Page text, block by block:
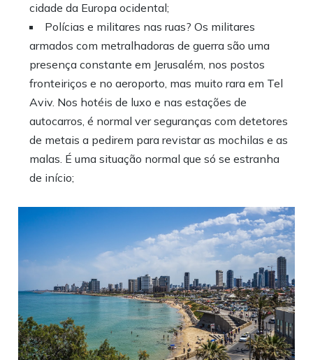
cidade da Europa ocidental;
Polícias e militares nas ruas? Os militares
armados com metralhadoras de guerra são uma
presença constante em Jerusalém, nos postos
fronteiriços e no aeroporto, mas muito rara em Tel
Aviv. Nos hotéis de luxo e nas estações de
autocarros, é normal ver seguranças com detetores
de metais a pedirem para revistar as mochilas e as
malas. É uma situação normal que só se estranha
de início;